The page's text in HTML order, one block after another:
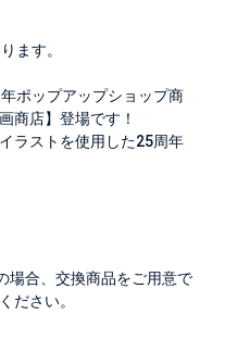
ます。
ポップアップショップ商
商店】登場です！
ラストを使用した25周年
場合、交換商品をご用意で
ださい。